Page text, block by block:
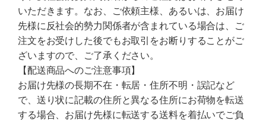
いただきます。なお、ご依頼主様、あるいは、お届け
先様に反社会的勢力関係者が含まれている場合は、ご
注文をお受けした後でもお取引をお断りすることがご
ざいますので、ご了承ください。
【配送商品へのご注意事項】
お届け先様の長期不在・転居・住所不明・誤記など
で、送り状に記載の住所と異なる住所にお荷物を転送
する場合、お届け先様に転送する送料を着払いでご負